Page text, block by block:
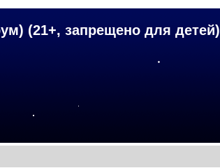
(21+, запрещено для детей)